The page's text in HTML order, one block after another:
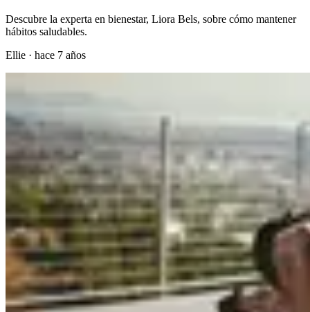
Descubre la experta en bienestar, Liora Bels, sobre cómo mantener
hábitos saludables.
Ellie · hace 7 años